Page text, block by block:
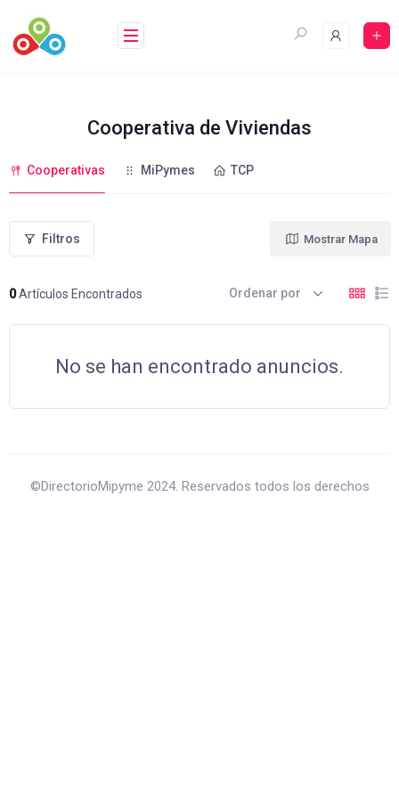
contenido
Cooperativa de Viviendas
Cooperativas MiPymes TCP
Filtros
0Artículos Encontrados
Mostrar Mapa
Ordenar por
No se han encontrado anuncios.
©DirectorioMipyme 2024. Reservados todos los derechos